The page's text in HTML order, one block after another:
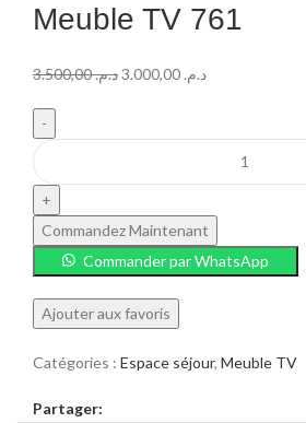
Meuble TV 761
د.م.3.500,00 د.م.
Commandez Maintenant
Commander par WhatsApp
Ajouter aux favoris
Catégories : Espace séjour, Meuble TV
Partager: